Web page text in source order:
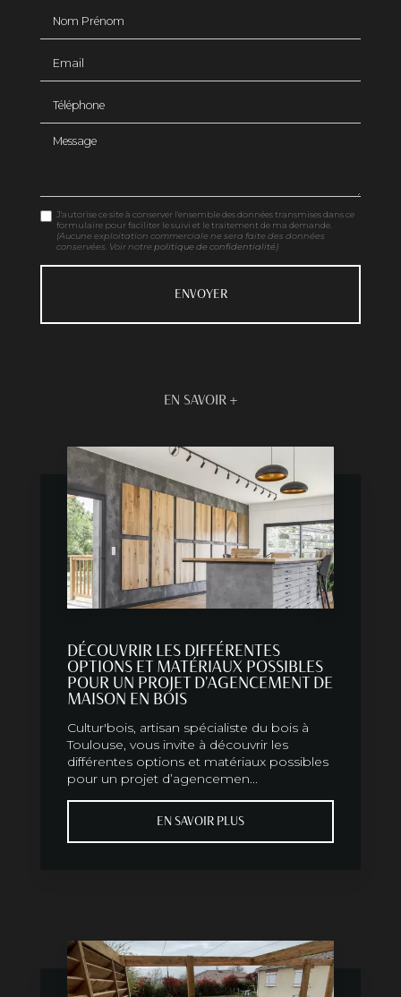
Message
J'autorise ce site à conserver l'ensemble des données transmises dans ce
formulaire pour faciliter le suivi et le traitement de ma demande.
(Aucune exploitation commerciale ne sera faite des données
conservées. Voir notre politique de confidentialité)
EN SAVOIR +
DÉCOUVRIR LES DIFFÉRENTES
OPTIONS ET MATÉRIAUX POSSIBLES
POUR UN PROJET D'AGENCEMENT DE
MAISON EN BOIS
Cultur'bois, artisan spécialiste du bois à
Toulouse, vous invite à découvrir les
différentes options et matériaux possibles
pour un projet d’agencemen...
EN SAVOIR PLUS